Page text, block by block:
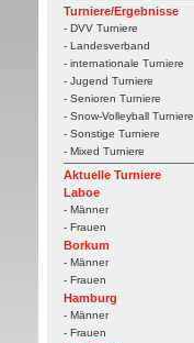
Turniere/Ergebnisse
- DVV Turniere
- Landesverband
- internationale Turniere
- Jugend Turniere
- Senioren Turniere
- Snow-Volleyball Turniere
- Sonstige Turniere
- Mixed Turniere
Aktuelle Turniere
Laboe
- Männer
- Frauen
Borkum
- Männer
- Frauen
Hamburg
- Männer
- Frauen